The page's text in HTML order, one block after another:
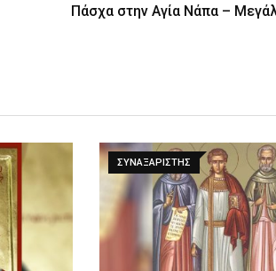
Πάσχα στην Αγία Νάπα –
ΣΥΝΑΞΑΡΙΣΤΗΣ